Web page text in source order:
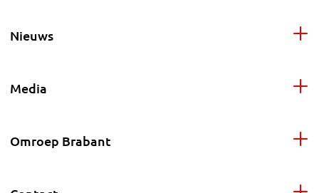
Nieuws
Media
Omroep Brabant